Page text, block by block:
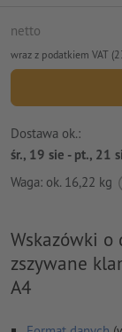
netto
wraz z podatkiem VAT
Dostawa ok.:
śr., 19 sie - pt., 21
Waga: ok. 16,22 kg
Wskazówki o
zszywane
A4